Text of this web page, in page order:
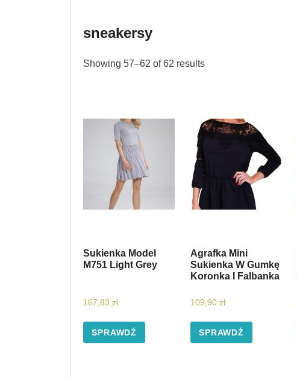
sneakersy
Showing 57–62 of 62 results
Sukienka Model
M751 Light Grey
167,83 zł
SPRAWDŹ
Agrafka Mini
Sukienka W Gumkę
Koronka I Falbanka
109,90 zł
SPRAWDŹ